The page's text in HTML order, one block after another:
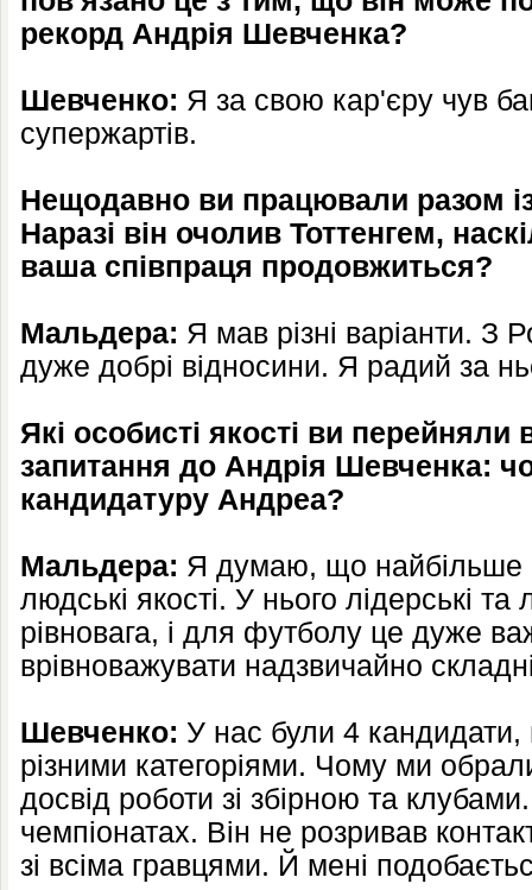
рекорд Андрія Шевченка?
Шевченко: Я за свою кар'єру чув
супержартів.
Нещодавно ви працювали разом
Наразі він очолив Тоттенгем,
ваша співпраця продовжиться?
Мальдера: Я мав різні варіанти. З
дуже добрі відносини. Я радий за
Які особисті якості ви перейняли
запитання до Андрія Шевченка:
кандидатуру Андреа?
Мальдера: Я думаю, що найбільше
людські якості. У нього лідерські та
рівновага, і для футболу це дуже
врівноважувати надзвичайно
Шевченко: У нас були 4 кандидати,
різними категоріями. Чому ми
досвід роботи зі збірною та
чемпіонатах. Він не розривав
зі всіма гравцями. Й мені